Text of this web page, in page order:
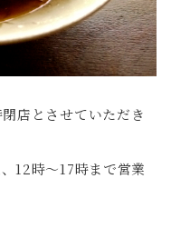
店とさせていただき
12時〜17時まで営業